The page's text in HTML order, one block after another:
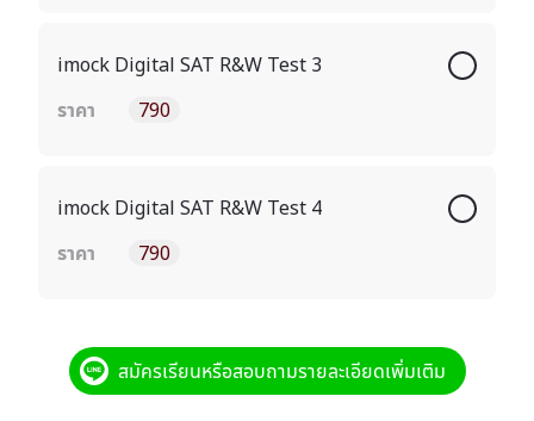
imock Digital SAT R&W Test 3
ราคา
790
imock Digital SAT R&W Test 4
ราคา
790
สมัครเรียนหรือสอบถามรายละเอียดเพิ่มเติม